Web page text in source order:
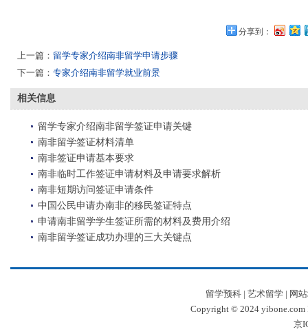
分享到：
上一篇： 留学专家介绍南非留学申请步骤
下一篇： 专家介绍南非留学就业前景
相关信息
留学专家介绍南非留学签证申请关键
南非留学签证材料清单
南非签证申请基本要求
南非临时工作签证申请材料及申请要求解析
南非短期访问签证申请条件
中国公民申请办南非的移民签证特点
申请南非留学学生签证所需的材料及费用介绍
南非留学签证成功办理的三大关键点
留学预科| 艺术留学| 网
Copyright © 2024 yibone.com
京